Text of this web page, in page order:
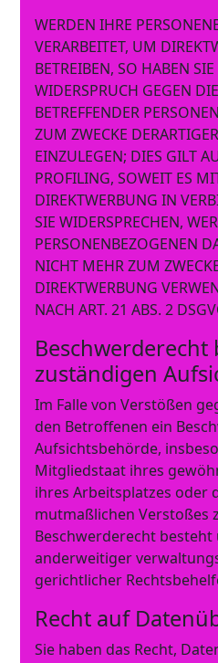
WERDEN IHRE
VERARBEITET, UM
BETREIBEN, SO HABEN
WIDERSPRUCH GEGEN
BETREFFENDER
ZUM ZWECKE
EINZULEGEN; DIES GILT
PROFILING, SOWEIT ES
DIREKTWERBUNG IN
SIE WIDERSPRECHEN,
PERSONENBEZOGENEN
NICHT MEHR ZUM
DIREKTWERBUNG
NACH ART. 21 ABS. 2
Beschwerde­recht
zuständigen
Im Falle von Verstößen
den Betroffenen ein
Aufsichtsbehörde,
Mitgliedstaat ihres
ihres Arbeitsplatzes oder
mutmaßlichen Verstoßes
Beschwerderecht besteht
anderweitiger
gerichtlicher
Recht auf
Sie haben das Recht,